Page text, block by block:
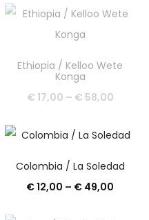
od
Ethiopia / Kelloo Wete
Konga
€ 17,00 – € 58,00
od
€ 17,00
Colombia / La Soledad
€12,00 – € 49,00